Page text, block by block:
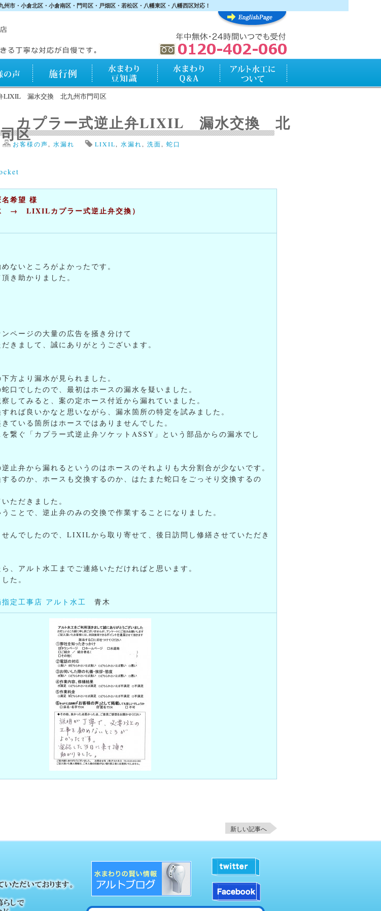
市・小倉北区・小倉南区・門司区・戸畑区・若松区・八幡東区・八幡西区対応！
施行例 水まわり知識
LIXIL 漏水交換 北九州市門司区
カプラー式逆止弁LIXIL 漏水交換 北
区
お客様の声, 水漏れ LIXIL, 水漏れ, 洗面, 蛇口
希望 様
→ LIXILカプラー式逆止弁交換）
ないところがよかったです。
き助かりました。
ページの大量の広告を掻き分けて
きまして、誠にありがとうございます。
方より漏水が見られました。
口でしたので、最初はホースの漏水を疑いました。
してみると、案の定ホース付近から漏れていました。
れば良いかなと思いながら、漏水箇所の特定を試みました。
ている箇所はホースではありませんでした。
繋ぐ「カプラー式逆止弁ソケットASSY」という部品からの漏水でし
止弁から漏れるというのはホースのそれよりも大分割合が少ないです。
るのか、ホースも交換するのか、はたまた蛇口をごっそり交換するの
ただきました。
ことで、逆止弁のみの交換で作業することになりました。
んでしたので、LIXILから取り寄せて、後日訪問し修繕させていただき
、アルト水工までご連絡いただければと思います。
た。
定工事店 アルト水工 青木
新しい記事へ